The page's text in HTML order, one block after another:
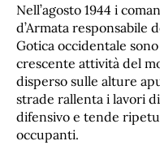
Nell’agosto 1944 i
d’Armata responsabile
Gotica occidentale
crescente attività del
disperso sulle alture
strade rallenta i lavori
difensivo e tende
occupanti.